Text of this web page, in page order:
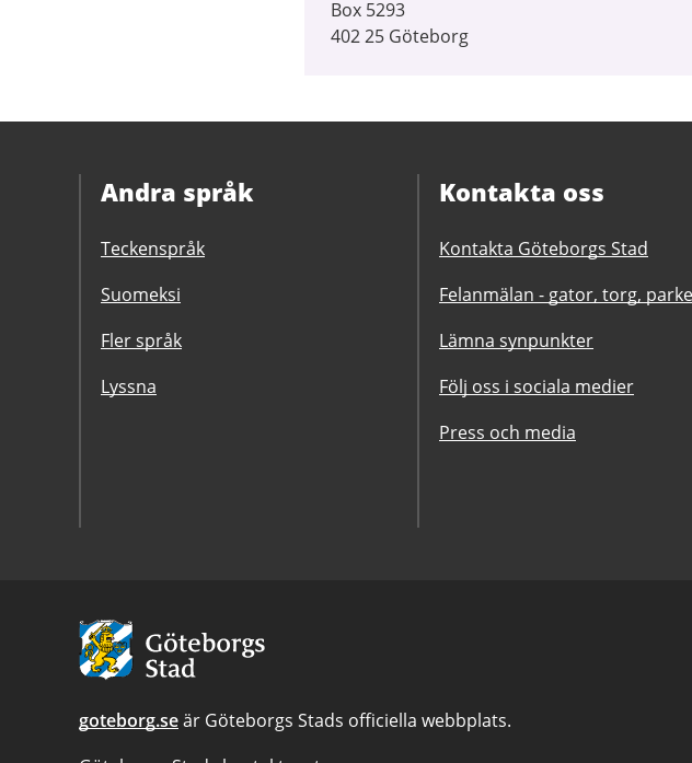
Box 5293
402 25 Göteborg
Andra språk
Teckenspråk
Suomeksi
Fler språk
Lyssna
Kontakta oss
Kontakta Göteborgs Stad
Felanmälan - gator, torg,
Lämna synpunkter
Följ oss i sociala medier
Press och media
Avsändare:
Göteborgs
Stad
goteborg.seär Göteborgs Stads officiella webbplats.